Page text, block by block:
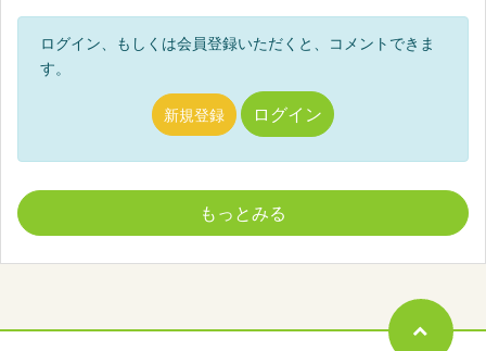
ログイン、もしくは会員登録いただくと、コメントできま
す。
新規登録 ログイン
もっとみる